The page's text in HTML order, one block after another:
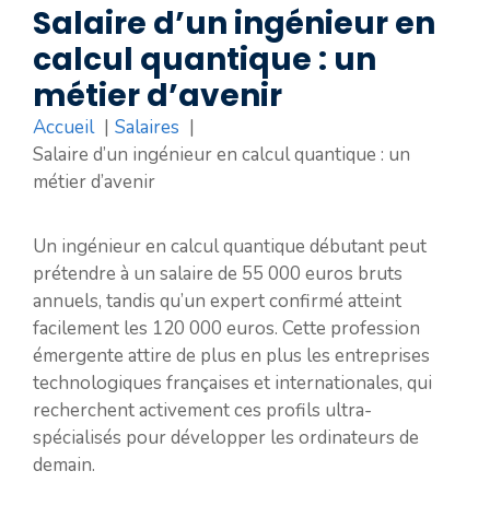
Salaire d’un ingénieur en
calcul quantique : un
métier d’avenir
Accueil
Salaires
Salaire d’un ingénieur en calcul quantique : un
métier d’avenir
Un ingénieur en calcul quantique débutant peut
prétendre à un salaire de 55 000 euros bruts
annuels, tandis qu’un expert confirmé atteint
facilement les 120 000 euros. Cette profession
émergente attire de plus en plus les entreprises
technologiques françaises et internationales, qui
recherchent activement ces profils ultra-
spécialisés pour développer les ordinateurs de
demain.